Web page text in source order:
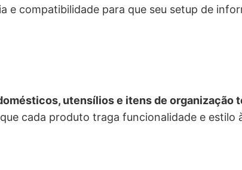
compatibilidade para que seu setup de
utensílios e itens de organização
cada produto traga funcionalidade e estilo